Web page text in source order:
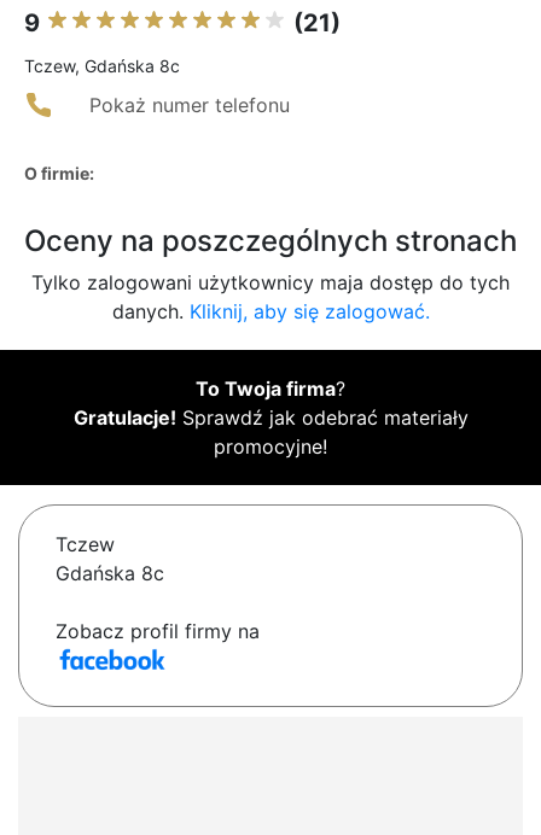
9 (21)
Tczew, Gdańska 8c
Pokaż numer telefonu
O firmie:
Oceny na poszczególnych stronach
Tylko zalogowani użytkownicy maja dostęp do tych
danych. Kliknij, aby się zalogować.
To Twoja firma?
Gratulacje! Sprawdź jak odebrać materiały
promocyjne!
Tczew
Gdańska 8c
Zobacz profil firmy na